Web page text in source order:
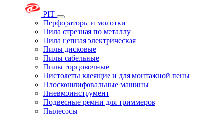
PIT
Перфораторы и молотки
Пила отрезная по металлу
Пила цепная электрическая
Пилы дисковые
Пилы сабельные
Пилы торцовочные
Пистолеты клеящие и для монтажной пены
Плоскошлифовальные машины
Пневмоинструмент
Подвесные ремни для триммеров
Пылесосы